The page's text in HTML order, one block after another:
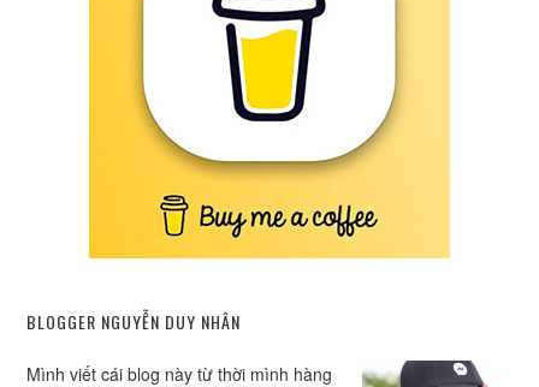
BLOGGER NGUYỄN DUY NHÂN
Mình viết cái blog này từ thời mình hàng